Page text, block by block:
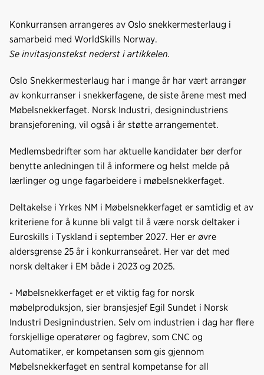
e
k
k
n
o
Konkurransen arrangeres av Oslo snekkermesterlaug i
samarbeid med WorldSkills Norway.
Se invitasjonstekst nederst i artikkelen.
Oslo Snekkermesterlaug har i mange år har vært arrangør
av konkurranser i snekkerfagene, de siste årene mest med
Møbelsnekkerfaget. Norsk Industri, designindustriens
bransjeforening, vil også i år støtte arrangementet.
Medlemsbedrifter som har aktuelle kandidater bør derfor
benytte anledningen til å informere og helst melde på
lærlinger og unge fagarbeidere i møbelsnekkerfaget.
Deltakelse i Yrkes NM i Møbelsnekkerfaget er samtidig et av
kriteriene for å kunne bli valgt til å være norsk deltaker i
Euroskills i Tyskland i september 2027. Her er øvre
aldersgrense 25 år i konkurranseåret. Her var det med
norsk deltaker i EM både i 2023 og 2025.
- Møbelsnekkerfaget er et viktig fag for norsk
møbelproduksjon, sier bransjesjef Egil Sundet i Norsk
Industri Designindustrien. Selv om industrien i dag har flere
forskjellige operatører og fagbrev, som CNC og
Automatiker, er kompetansen som gis gjennom
Møbelsnekkerfaget en sentral kompetanse for all